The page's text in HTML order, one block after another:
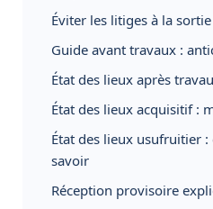
Éviter les litiges à la
Guide avant travaux :
État des lieux après
État des lieux acquisitif :
État des lieux usufruitier :
savoir
Réception provisoire